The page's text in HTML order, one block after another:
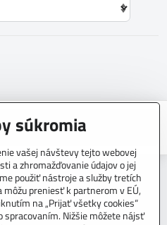
Do košíka
pes
Doručenia
súkromia
vašej návštevy tejto webovej
a zhromažďovanie údajov o jej
použiť nástroje a služby tretích
preniesť k partnerom v EÚ,
na „Prijať všetky cookies“
Nižšie môžete nájsť